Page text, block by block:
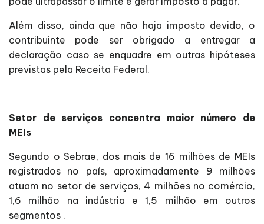
Além disso, ainda que não haja imposto devido, o
contribuinte pode ser obrigado a entregar a
declaração caso se enquadre em outras hipóteses
previstas pela Receita Federal.
Setor de serviços concentra maior número de
MEIs
Segundo o Sebrae, dos mais de 16 milhões de MEIs
registrados no país, aproximadamente 9 milhões
atuam no setor de serviços, 4 milhões no comércio,
1,6 milhão na indústria e 1,5 milhão em outros
segmentos .